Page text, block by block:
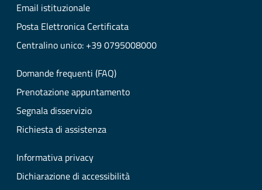
Email istituzionale
Posta Elettronica Certificata
Centralino unico: +39 0795008000
Domande frequenti (FAQ)
Prenotazione appuntamento
Segnala disservizio
Richiesta di assistenza
Informativa privacy
Dichiarazione di accessibilità